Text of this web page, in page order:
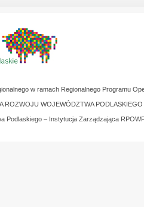
w ramach Regionalnego Programu
ROZWOJU WOJEWÓDZTWA PODLASKIEGO
Podlaskiego – Instytucja Zarządzająca